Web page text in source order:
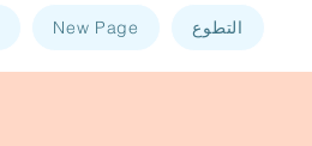
New Page التطوع